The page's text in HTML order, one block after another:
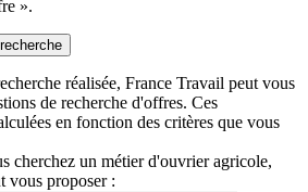
».
réalisée, France Travail peut vous
de recherche d'offres. Ces
en fonction des critères que vous
cherchez un métier d'ouvrier agricole,
vous proposer :